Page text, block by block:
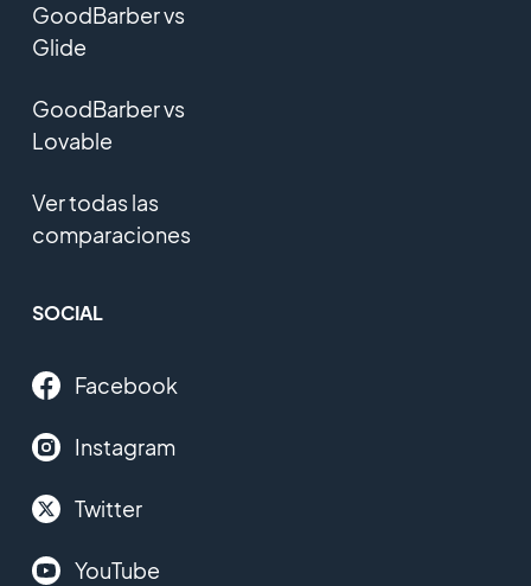
GoodBarber vs
Glide
GoodBarber vs
Lovable
Ver todas las
comparaciones
SOCIAL
Facebook
Instagram
Twitter
YouTube